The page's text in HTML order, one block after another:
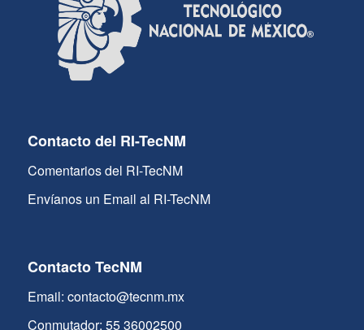
Contacto del RI-TecNM
Comentarios del RI-TecNM
Envíanos un Email al RI-TecNM
Contacto TecNM
Email: contacto@tecnm.mx
Conmutador: 55 36002500